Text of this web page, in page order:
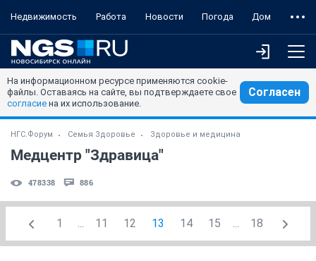
Недвижимость Работа Новости Погода Дом
На информационном ресурсе применяются cookie-
файлы. Оставаясь на сайте, вы подтверждаете свое
согласие на их использование.
Согласен
НГС.Форум Семья Здоровье Здоровье и медицина
Медцентр "Здравица"
478338 886
1 ... 11 12 13 14 15 ... 18